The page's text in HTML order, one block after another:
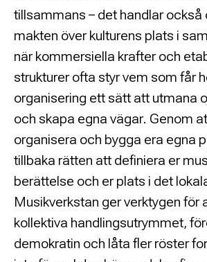
tillsammans – det handlar också
makten över kulturens plats i
när kommersiella krafter och
strukturer ofta styr vem som får
organisering ett sätt att utmana
och skapa egna vägar. Genom
organisera och bygga era egna
tillbaka rätten att definiera er
berättelse och er plats i det
Musikverkstan ger verktygen för
kollektiva handlingsutrymmet,
demokratin och låta fler röster